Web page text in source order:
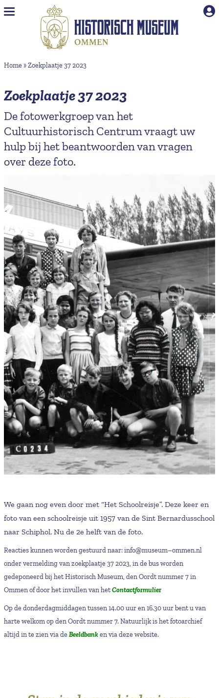
Naar hoofdinhoud
Home »Zoekplaatje 37 2023
Zoekplaatje 37 2023
De fotowerkgroep van het
Cultuurhistorisch Centrum vraagt uw
hulp bij het beantwoorden van vragen
over deze foto.
We gaan nog even door met “Het Schoolreisje”. Deze keer en
foto van een schoolreisje uit 1957 van de Sint Bernardusschool
naar Schiphol. Nu de 2e helft van de foto.
Reacties kunnen worden gestuurd naar: info@museum–ommen.nl
onder vermelding van zoekplaatje 37 2023, in de bus worden
gedeponeerd bij het Historisch Museum, den Oordt nummer 7 in
Ommen of door het invullen van hetContactformulier
Op de donderdagmiddagen tussen 14.00 uur en 16.30 uur bent u van
harte welkom op den Oordt nummer 7. Natuurlijk is het fotoarchief
altijd in te zien via de Beeldbanken via deze website.